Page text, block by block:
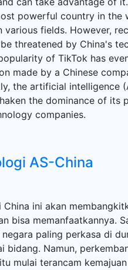
powerful country in the
various fields. However,
threatened by China's
of TikTok has
made by a Chinese
the artificial intelligence
the dominance of its
companies.
AS-China
ini akan
bisa memanfaatkannya.
paling perkasa di
bidang. Namun,
mulai terancam